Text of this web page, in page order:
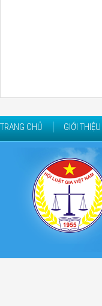
TRANG CHỦ GIỚI THIỆU